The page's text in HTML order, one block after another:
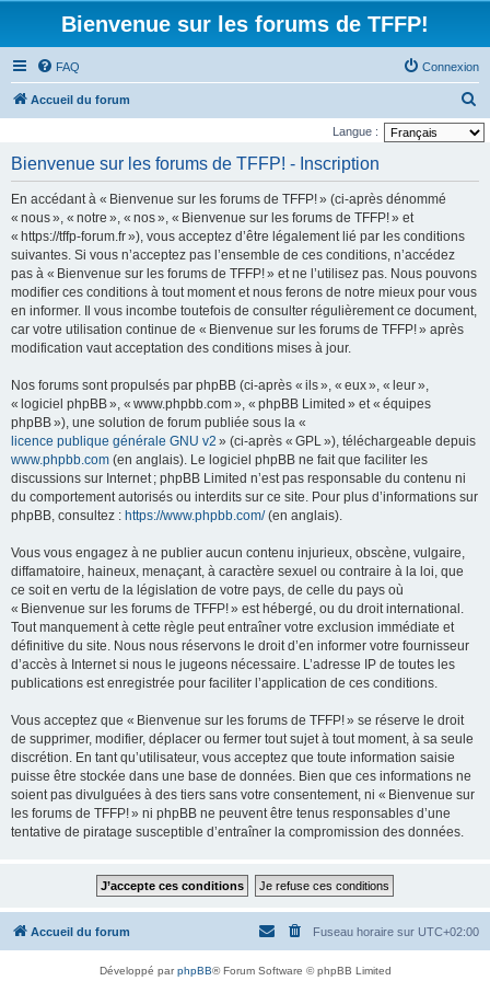
Bienvenue sur les forums de TFFP!
FAQ Connexion
Accueil du forum
e
Langue :
Bienvenue sur les forums de TFFP! - Inscription
En accédant à « Bienvenue sur les forums de TFFP! » (ci-après dénommé
« nous », « notre », « nos », « Bienvenue sur les forums de TFFP! » et
« https://tffp-forum.fr »), vous acceptez d’être légalement lié par les conditions
suivantes. Si vous n’acceptez pas l’ensemble de ces conditions, n’accédez
pas à « Bienvenue sur les forums de TFFP! » et ne l’utilisez pas. Nous pouvons
modifier ces conditions à tout moment et nous ferons de notre mieux pour vous
en informer. Il vous incombe toutefois de consulter régulièrement ce document,
car votre utilisation continue de « Bienvenue sur les forums de TFFP! » après
modification vaut acceptation des conditions mises à jour.
Nos forums sont propulsés par phpBB (ci-après « ils », « eux », « leur »,
« logiciel phpBB », « www.phpbb.com », « phpBB Limited » et « équipes
phpBB »), une solution de forum publiée sous la «
licence publique générale GNU v2 » (ci-après « GPL »), téléchargeable depuis
www.phpbb.com (en anglais). Le logiciel phpBB ne fait que faciliter les
discussions sur Internet ; phpBB Limited n’est pas responsable du contenu ni
du comportement autorisés ou interdits sur ce site. Pour plus d’informations sur
phpBB, consultez : https://www.phpbb.com/(en anglais).
Vous vous engagez à ne publier aucun contenu injurieux, obscène, vulgaire,
diffamatoire, haineux, menaçant, à caractère sexuel ou contraire à la loi, que
ce soit en vertu de la législation de votre pays, de celle du pays où
« Bienvenue sur les forums de TFFP! » est hébergé, ou du droit international.
Tout manquement à cette règle peut entraîner votre exclusion immédiate et
définitive du site. Nous nous réservons le droit d’en informer votre fournisseur
d’accès à Internet si nous le jugeons nécessaire. L’adresse IP de toutes les
publications est enregistrée pour faciliter l’application de ces conditions.
Vous acceptez que « Bienvenue sur les forums de TFFP! » se réserve le droit
de supprimer, modifier, déplacer ou fermer tout sujet à tout moment, à sa seule
discrétion. En tant qu’utilisateur, vous acceptez que toute information saisie
puisse être stockée dans une base de données. Bien que ces informations ne
soient pas divulguées à des tiers sans votre consentement, ni « Bienvenue sur
les forums de TFFP! » ni phpBB ne peuvent être tenus responsables d’une
tentative de piratage susceptible d’entraîner la compromission des données.
Accueil du forum Fuseau horaire sur UTC+02:00
Développé parphpBB® Forum Software © phpBB Limited